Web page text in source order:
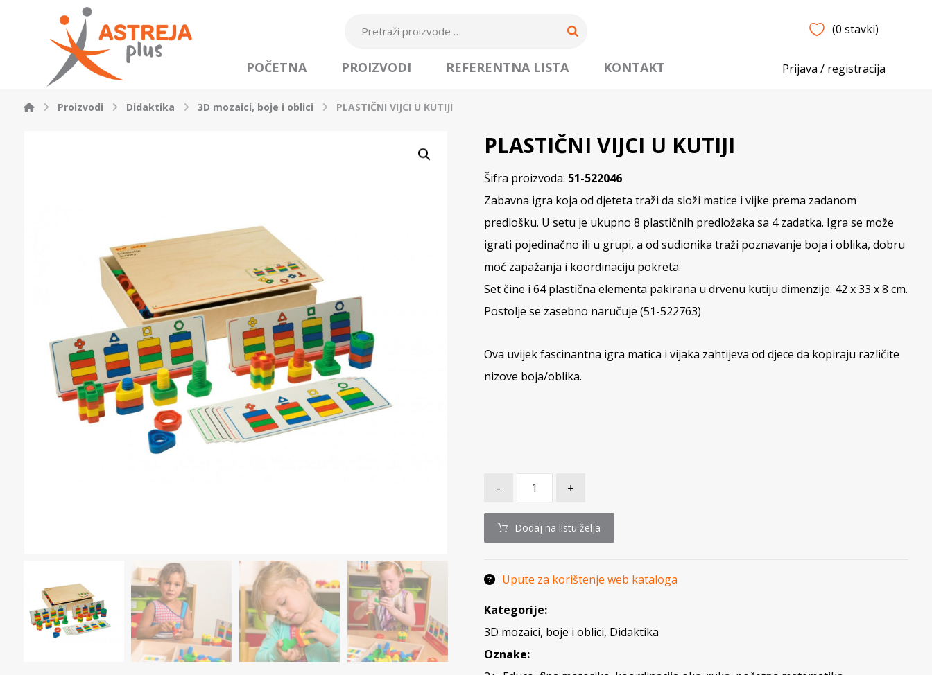
(0 stavki)
Prijava / registracija
POČETNA PROIZVODI REFERENTNA LISTA KONTAKT
Proizvodi Didaktika 3D mozaici, boje i oblici PLASTIČNI VIJCI U KUTIJI
PLASTIČNI VIJCI U KUTIJI
Šifra proizvoda: 51-522046
Zabavna igra koja od djeteta traži da složi matice i vijke prema zadanom
predlošku. U setu je ukupno 8 plastičnih predložaka sa 4 zadatka. Igra se može
igrati pojedinačno ili u grupi, a od sudionika traži poznavanje boja i oblika, dobru
moć zapažanja i koordinaciju pokreta.
Set čine i 64 plastična elementa pakirana u drvenu kutiju dimenzije: 42 x 33 x 8 cm.
Postolje se zasebno naručuje (51-522763)
Ova uvijek fascinantna igra matica i vijaka zahtijeva od djece da kopiraju različite
nizove boja/oblika.
- +
Dodaj na listu želja
Upute za korištenje web kataloga
Kategorije:
3D mozaici, boje i oblici, Didaktika
Oznake: